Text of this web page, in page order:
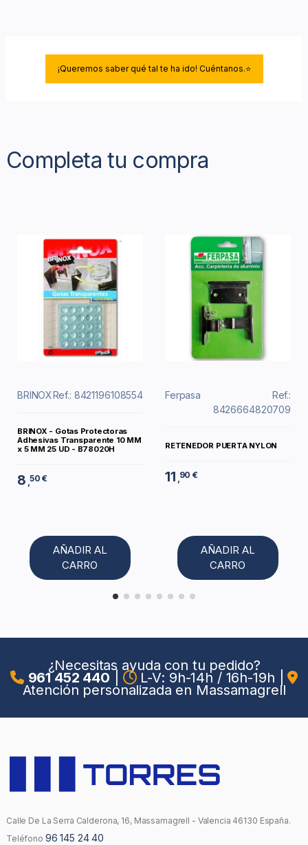
¡Queremos saber qué tal te ha ido! Cuéntanos.⭐
Completa tu compra
BRINOXRef.: 8421196108554
BRINOX - Gotas Protectoras
Adhesivas Transparente 10 MM
x 5 MM 25 UD - B78020H
8 ,50 €
AÑADIR AL
CARRO
Ferpasa
Ref.:
8426664820709
RETENEDOR PUERTA NYLON
11 90 €
AÑADIR AL
CARRO
¿Necesitas ayuda con tu pedido?
961 452 440 L-V: 9h-14h / 16h-19h
Atención personalizada en Massamagrell
Calle De La Serra Calderona, 16, Massamagrell - Valencia 46130 España.
Teléfono 96 145 24 40